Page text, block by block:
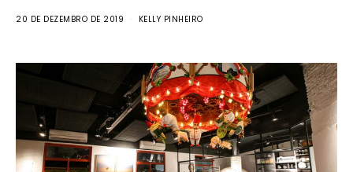
20 DE DEZEMBRO DE 2019 KELLY PINHEIRO